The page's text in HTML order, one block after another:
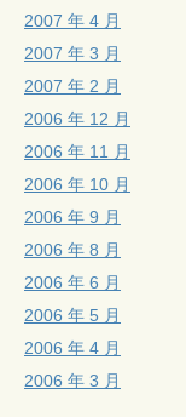
2007 年 4 月
2007 年 3 月
2007 年 2 月
2006 年 12 月
2006 年 11 月
2006 年 10 月
2006 年 9 月
2006 年 8 月
2006 年 6 月
2006 年 5 月
2006 年 4 月
2006 年 3 月